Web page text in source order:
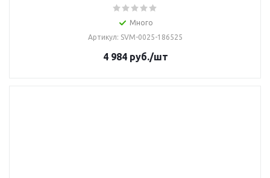
Много
Артикул: SVM-0025-186525
4 984руб./шт